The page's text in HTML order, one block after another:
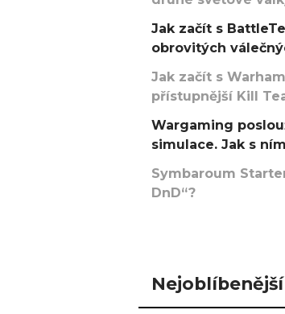
Jak začít s
obrovitých
Jak začít s
přístupnější Kill
Wargaming
simulace. Jak s
Symbaroum
DnD“?